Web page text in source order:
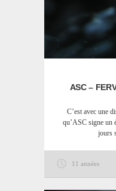
ASC –
C’est avec une
qu’ASC signe un
jours
11 années